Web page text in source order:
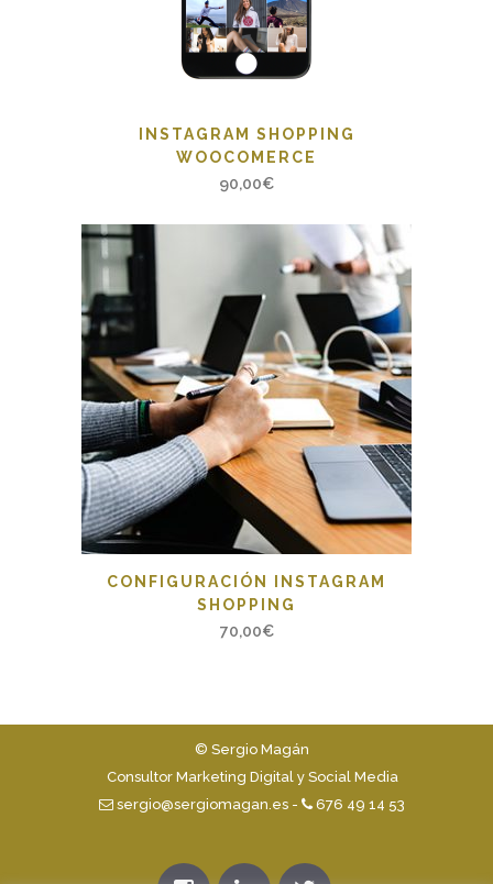
INSTAGRAM SHOPPING
WOOCOMERCE
90,00€
CONFIGURACIÓN INSTAGRAM
SHOPPING
70,00€
© Sergio Magán
Consultor Marketing Digital y Social Media
sergio@sergiomagan.es - 676 49 14 53